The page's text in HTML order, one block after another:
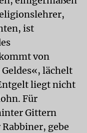
ist
von
lächelt
liegt nicht
Für
Gittern
gebe